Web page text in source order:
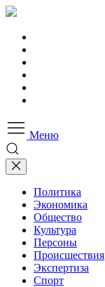
Меню
Политика
Экономика
Общество
Культура
Персоны
Происшествия
Экспертиза
Спорт